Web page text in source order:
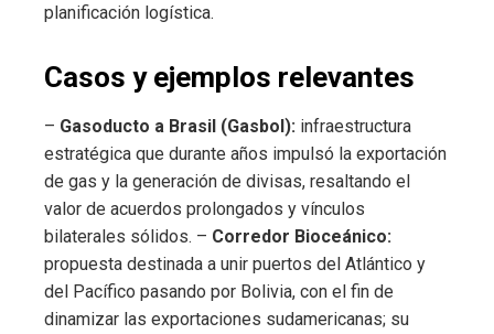
planificación logística.
Casos y ejemplos relevantes
– Gasoducto a Brasil (Gasbol): infraestructura
estratégica que durante años impulsó la exportación
de gas y la generación de divisas, resaltando el
valor de acuerdos prolongados y vínculos
bilaterales sólidos. – Corredor Bioceánico:
propuesta destinada a unir puertos del Atlántico y
del Pacífico pasando por Bolivia, con el fin de
dinamizar las exportaciones sudamericanas; su